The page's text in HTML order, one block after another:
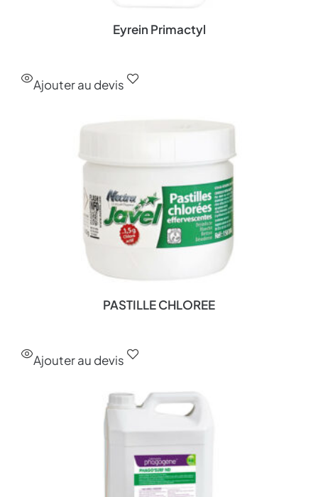
Eyrein Primactyl
Ajouter au devis
PASTILLE CHLOREE
Ajouter au devis